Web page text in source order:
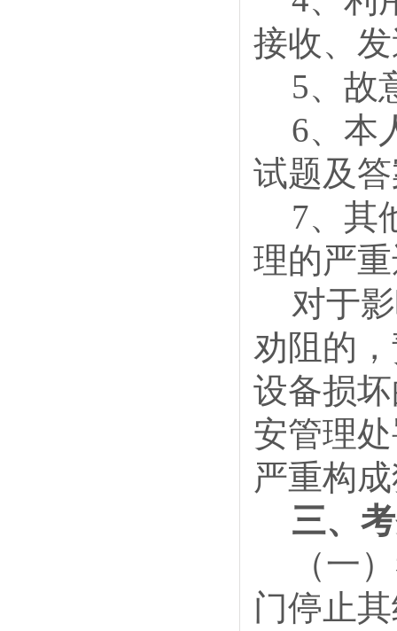
接收、
5、故
6、本
试题及
7、其
理的严
对于
劝阻的
设备损
安管理
严重构
三、
（一
门停止